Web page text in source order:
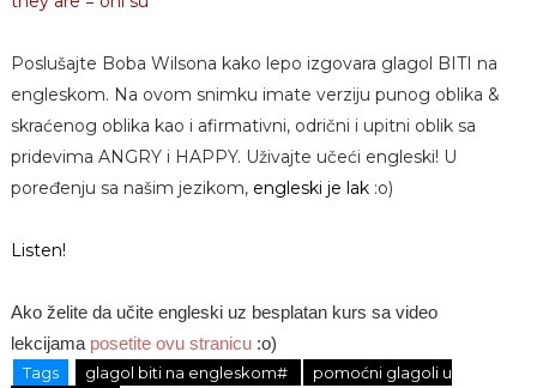
Poslušajte Boba Wilsona kako lepo izgovara glagol BITI na
engleskom. Na ovom snimku imate verziju punog oblika &
skraćenog oblika kao i afirmativni, odrični i upitni oblik sa
pridevima ANGRY i HAPPY. Uživajte učeći engleski! U
poređenju sa našim jezikom, engleski je lak:o)
Listen!
Ako želite da učite engleski uz besplatan kurs sa video
lekcijama posetite ovu stranicu:o)
Tags glagol biti na engleskom#
pomoćni glagoli u